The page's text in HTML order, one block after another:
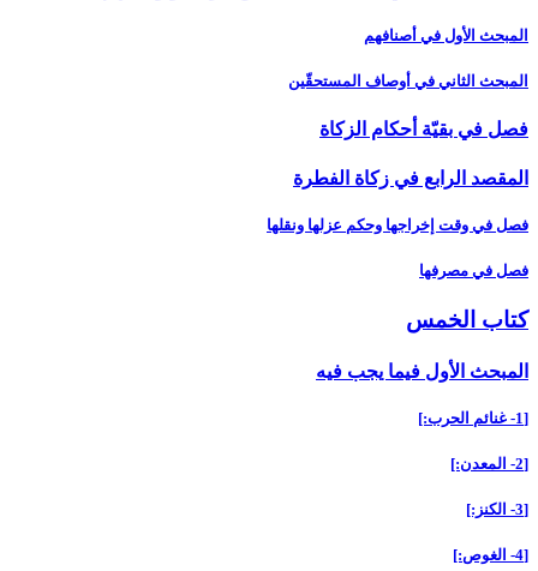
المبحث الأول في أصنافهم
المبحث الثاني في أوصاف المستحقّين
فصل في بقيّة أحكام الزكاة
المقصد الرابع في زكاة الفطرة
فصل في وقت إخراجها وحكم عزلها ونقلها
فصل في مصرفها
كتاب الخمس‏
المبحث الأول فيما يجب فيه‏
[1- غنائم الحرب:]
[2- المعدن:]
[3- الكنز:]
[4- الغوص:]